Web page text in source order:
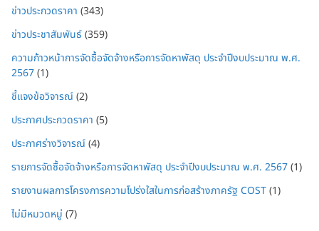
ข่าวประกวดราคา (343)
ข่าวประชาสัมพันธ์(359)
ความก้าวหน้าการจัดซื้อจัดจ้างหรือการจัดหาพัสดุ ประจำปีงบประมาณ พ.ศ.
2567(1)
ชี้แจงข้อวิจารณ์(2)
ประกาศประกวดราคา (5)
ประกาศร่างวิจารณ์(4)
รายการจัดซื้อจัดจ้างหรือการจัดหาพัสดุ ประจำปีงบประมาณ พ.ศ. 2567(1)
รายงานผลการโครงการความโปร่งใสในการก่อสร้างภาครัฐ COST(1)
ไม่มีหมวดหมู่ (7)